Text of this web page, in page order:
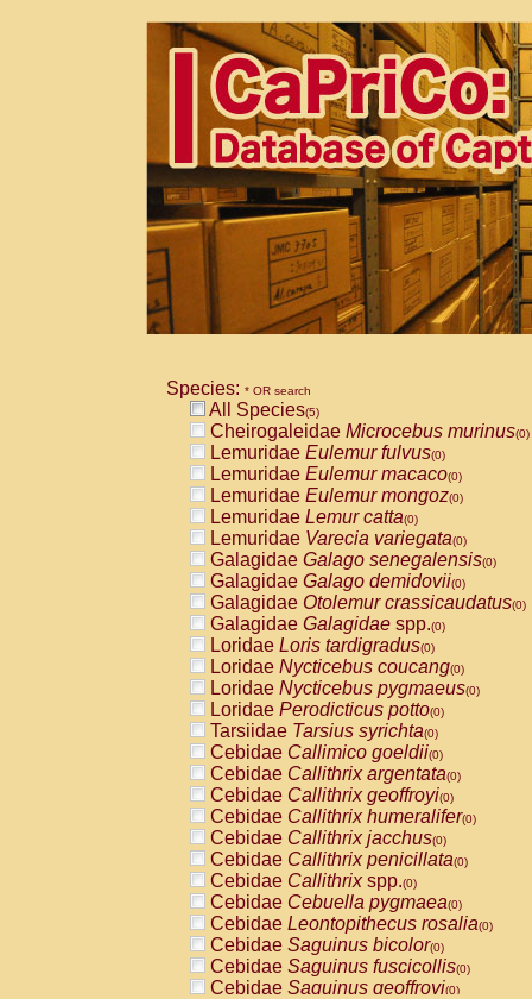
Species: * OR search
All Species(5)
Cheirogaleidae Microcebus murinus(0)
Lemuridae Eulemur fulvus(0)
Lemuridae Eulemur macaco(0)
Lemuridae Eulemur mongoz(0)
Lemuridae Lemur catta(0)
Lemuridae Varecia variegata(0)
Galagidae Galago senegalensis(0)
Galagidae Galago demidovii(0)
Galagidae Otolemur crassicaudatus(0)
Galagidae Galagidae spp.(0)
Loridae Loris tardigradus(0)
Loridae Nycticebus coucang(0)
Loridae Nycticebus pygmaeus(0)
Loridae Perodicticus potto(0)
Tarsiidae Tarsius syrichta(0)
Cebidae Callimico goeldii(0)
Cebidae Callithrix argentata(0)
Cebidae Callithrix geoffroyi(0)
Cebidae Callithrix humeralifer(0)
Cebidae Callithrix jacchus(0)
Cebidae Callithrix penicillata(0)
Cebidae Callithrixspp.(0)
Cebidae Cebuella pygmaea(0)
Cebidae Leontopithecus rosalia(0)
Cebidae Saguinus bicolor(0)
Cebidae Saguinus fuscicollis(0)
Cebidae Saguinus geoffroyi(0)